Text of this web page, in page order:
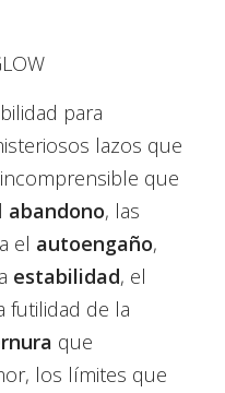
para
lazos que
que
abandono, las
el autoengaño,
estabilidad, el
futilidad de la
que
los límites que